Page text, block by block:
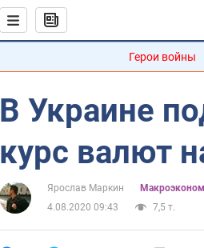
Герои войны
В Украине
курс валют
Ярослав Маркин
4.08.2020 09:43
7,5 т.